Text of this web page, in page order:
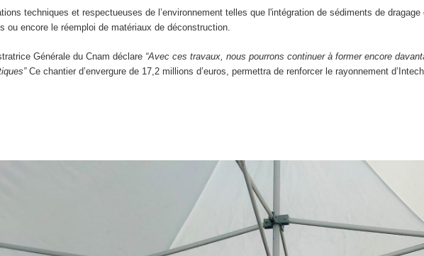
techniques et respectueuses de l’environnement telles que l'intégration de sédiments de
ou encore le réemploi de matériaux de déconstruction.
Générale du Cnam déclare “Avec ces travaux, nous pourrons continuer à former encore
Ce chantier d’envergure de 17,2 millions d’euros, permettra de renforcer le rayonnement